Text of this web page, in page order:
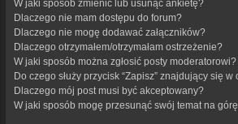
W jaki sposób zmienić lub usunąć ankietę?
Dlaczego nie mam dostępu do forum?
Dlaczego nie mogę dodawać załączników?
Dlaczego otrzymałem/otrzymałam ostrzeżenie?
W jaki sposób można zgłosić posty moderatorowi?
Do czego służy przycisk “Zapisz” znajdujący się
Dlaczego mój post musi być akceptowany?
W jaki sposób mogę przesunąć swój temat na